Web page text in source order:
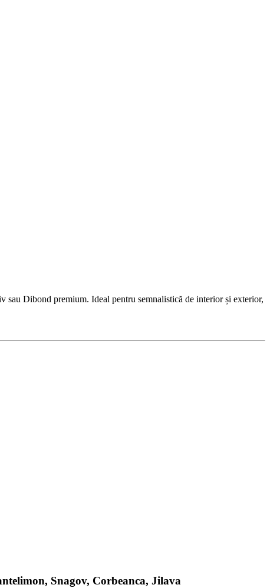
Dibond premium. Ideal pentru semnalistică de interior și exterior,
Snagov, Corbeanca, Jilava